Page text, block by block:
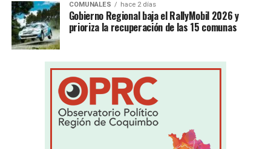
COMUNALES hace 2 días
Gobierno Regional baja el RallyMobil 2026 y
prioriza la recuperación de las 15 comunas